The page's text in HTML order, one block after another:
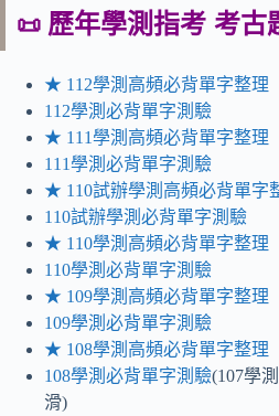
📜 歷年學測指考 考古
★ 112學測高頻必背單字整理
112學測必背單字測驗
★ 111學測高頻必背單字整理
111學測必背單字測驗
★ 110試辦學測高頻必背單字
110試辦學測必背單字測驗
★ 110學測高頻必背單字整理
110學測必背單字測驗
★ 109學測高頻必背單字整理
109學測必背單字測驗
★ 108學測高頻必背單字整理
108學測必背單字測驗(107學
滑)